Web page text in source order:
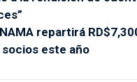
repartirá
este año